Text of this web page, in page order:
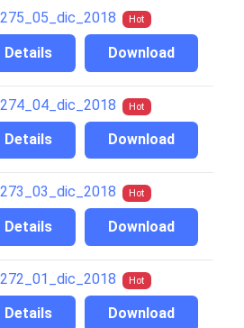
Hot
Download
Details
Hot
Download
Details
Hot
Download
Details
Hot
Download
Details